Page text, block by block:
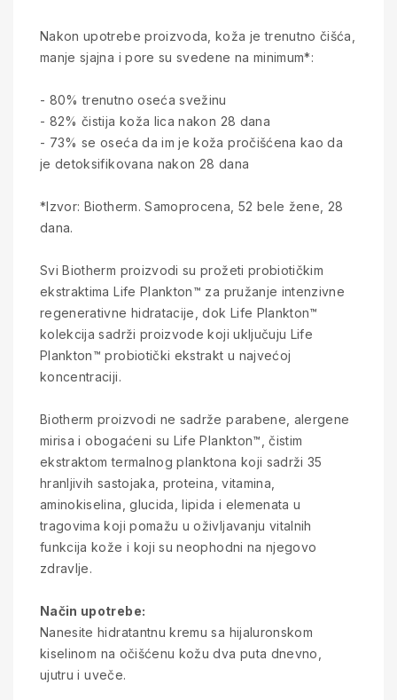
Nakon upotrebe proizvoda, koža je trenutno čišća,
manje sjajna i pore su svedene na minimum*:
- 80% trenutno oseća svežinu
- 82% čistija koža lica nakon 28 dana
- 73% se oseća da im je koža pročišćena kao da
je detoksifikovana nakon 28 dana
*Izvor: Biotherm. Samoprocena, 52 bele žene, 28
dana.
Svi Biotherm proizvodi su prožeti probiotičkim
ekstraktima Life Plankton™ za pružanje intenzivne
regenerativne hidratacije, dok Life Plankton™
kolekcija sadrži proizvode koji uključuju Life
Plankton™ probiotički ekstrakt u najvećoj
koncentraciji.
Biotherm proizvodi ne sadrže parabene, alergene
mirisa i obogaćeni su Life Plankton™, čistim
ekstraktom termalnog planktona koji sadrži 35
hranljivih sastojaka, proteina, vitamina,
aminokiselina, glucida, lipida i elemenata u
tragovima koji pomažu u oživljavanju vitalnih
funkcija kože i koji su neophodni na njegovo
zdravlje.
Način upotrebe:
Nanesite hidratantnu kremu sa hijaluronskom
kiselinom na očišćenu kožu dva puta dnevno,
ujutru i uveče.